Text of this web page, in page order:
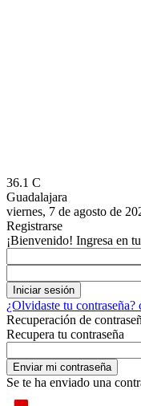
36.1 C
Guadalajara
viernes, 7 de agosto de
Registrarse
¡Bienvenido! Ingresa en
¿Olvidaste tu contraseña?
Recuperación de
Recupera tu contraseña
Se te ha enviado una